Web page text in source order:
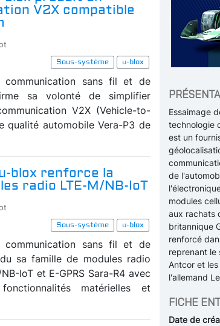
V2X compatible
Sous-système
u-blox
sans fil et de
sa volonté de simplifier
V2X (Vehicle-to-
qualité automobile Vera-P3 de
blox renforce la
radio LTE-M/NB-IoT
Sous-système
u-blox
sans fil et de
sa famille de modules radio
IoT et E-GPRS Sara-R4 avec
matérielles et
Essaimage
technologie
est un
de
modules
aux rachats
britannique
renforcé
reprenant le
Antcor et
l'allemand
FICHE
Date de